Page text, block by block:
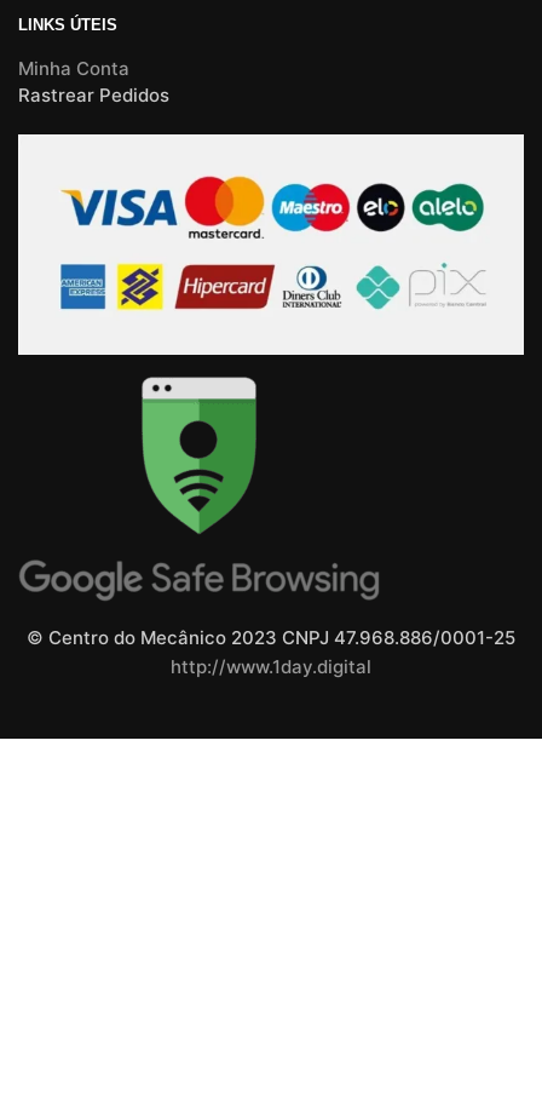
LINKS ÚTEIS
Minha Conta
Rastrear Pedidos
© Centro do Mecânico 2023 CNPJ 47.968.886/0001-25
http://www.1day.digital